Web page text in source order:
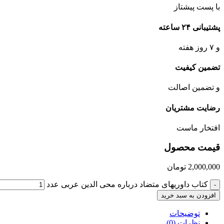
با پست پیشتاز
پشتیبانی ۲۴ ساعته
و ۷ روز هفته
تضمین کیفیت
و تضمین اصالت
رضایت مشتریان
افتخار ماست
قیمت محصول
2,000,000 تومان
- کتاب داوریهای متضاد درباره محی الدین عربی عدد
افزودن به سبد خرید
توضیحات